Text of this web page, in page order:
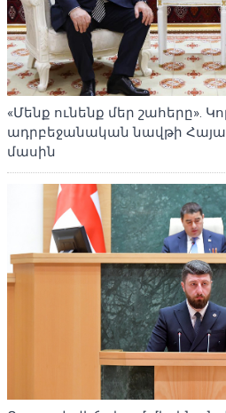
«Մենք ունենք մեր շահերը».
ադրբեջանական նավթի
մասին